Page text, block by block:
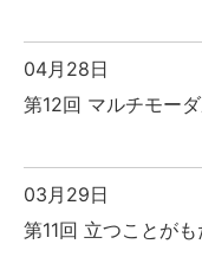
04月28日
第12回 マルチモー
03月29日
第11回 立つことが